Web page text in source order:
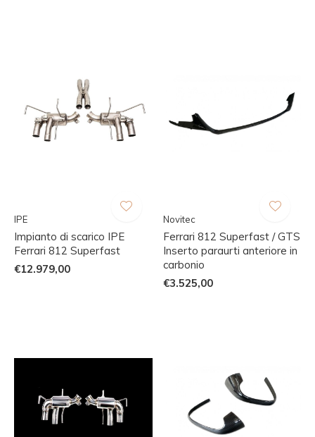
IPE
Impianto di scarico IPE
Ferrari 812 Superfast
€12.979,00
Novitec
Ferrari 812 Superfast / GTS
Inserto paraurti anteriore in
carbonio
€3.525,00